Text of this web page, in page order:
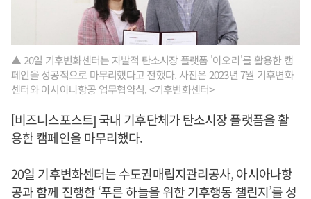
▲ 20일 기후변화센터는 자발적 탄소시장 플랫폼 '아오라'를 활용한 캠
페인을 성공적으로 마무리했다고 전했다. 사진은 2023년 7월 기후변화
센터와 아시아나항공 업무협약식. <기후변화센터>
[비즈니스포스트] 국내 기후단체가 탄소시장 플랫픔을 활
용한 캠페인을 마무리했다.
20일 기후변화센터는 수도권매립지관리공사, 아시아나항
공과 함께 진행한 ‘푸른 하늘을 위한 기후행동 챌린지’를 성